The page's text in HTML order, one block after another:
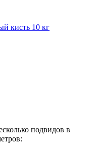
кисть 10 кг
подвидов в